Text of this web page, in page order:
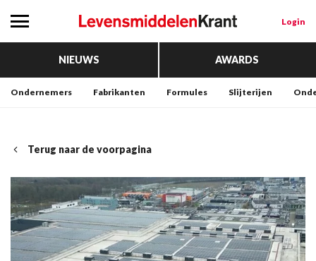
Login
NIEUWS AWARDS
Ondernemers Fabrikanten Formules Slijterijen
Terug naar de voorpagina